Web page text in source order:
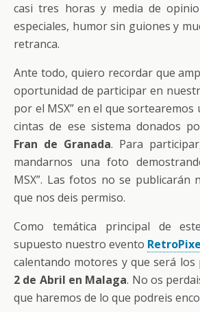
casi tres horas y media de
especiales, humor sin guiones y
retranca.
Ante todo, quiero recordar que
oportunidad de participar en
por el MSX” en el que
cintas de ese sistema donados
Fran de Granada. Para
mandarnos una foto
MSX”. Las fotos no se publicarán
que nos deis permiso.
Como temática principal de
supuesto nuestro evento
calentando motores y que será los
2 de Abril en Malaga. No os
que haremos de lo que podreis